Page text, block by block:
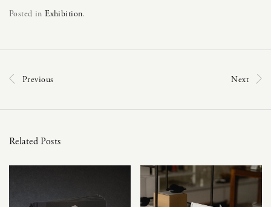
Posted inExhibition.
Previous Next
Related Posts